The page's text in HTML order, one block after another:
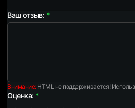
Ваш отзыв:
Внимание:HTML не поддерживается!
Оценка: